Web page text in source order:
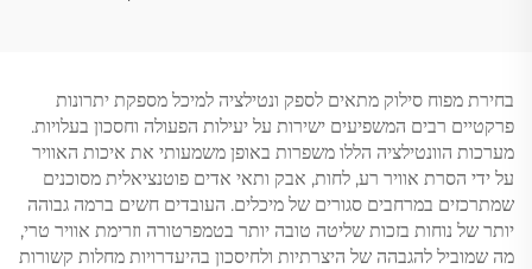
בחירת מפוח סילוק מתאים לספק ונטילציה למיכל מספקת יתרונות
פרקטיים רבים המשפיעים ישירות על יעילות הפעולה וחסכון בעלויות.
מערכות הוונטילציה הללו משפרות באופן משמעותי את איכות האוויר
על ידי הסרת אוויר רע, לחות, אבק ותאי אדים פוטנציאלית מסוכנים
שמתרכזים במרחבים סגורים של מיכלים. העובדים חשים ברמה גבוהה
יותר של נוחות בזכות שליטה טובה יותר בטמפרטורה וזרימת אוויר טרי,
מה שמוביל להגבהה של היצרתיות ולחיסכון בהיעדרויות מחלות קשורות